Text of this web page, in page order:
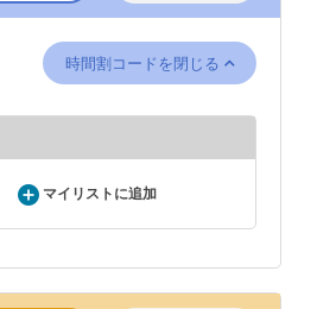
時間割コードを閉じる
マイリストに追加